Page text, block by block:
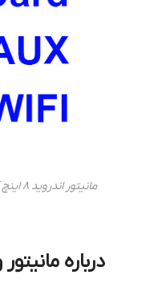
مانیتور اندروید 8 اینچ آزرا گرنجور
درباره